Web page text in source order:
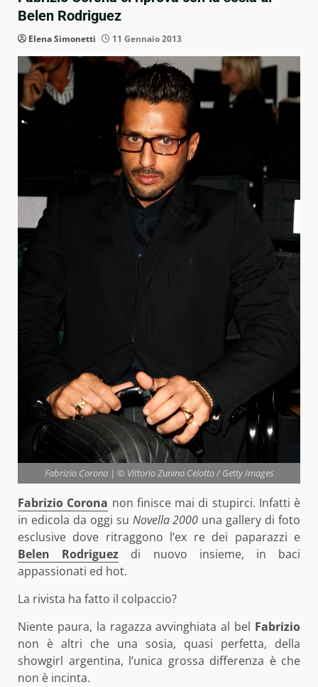
Belen Rodriguez
Elena Simonetti 11 Gennaio 2013
Fabrizio Corona | © Vittorio Zunino Celotto / Getty Images
Fabrizio Corona non finisce mai di stupirci. Infatti è
in edicola da oggi su Novella 2000 una gallery di foto
esclusive dove ritraggono l’ex re dei paparazzi e
Belen Rodriguez di nuovo insieme, in baci
appassionati ed hot.
La rivista ha fatto il colpaccio?
Niente paura, la ragazza avvinghiata al bel Fabrizio
non è altri che una sosia, quasi perfetta, della
showgirl argentina, l’unica grossa differenza è che
non è incinta.